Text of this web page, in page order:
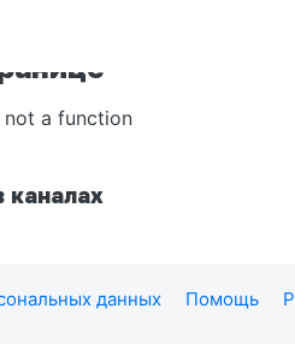
not a function
каналах
данных Помощь